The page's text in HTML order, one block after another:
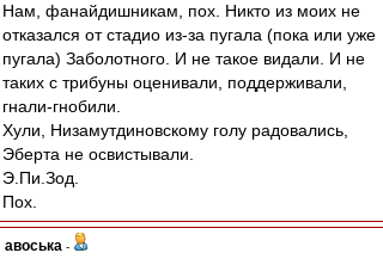
Нам, фанайдишникам, пох. Никто из моих не
отказался от стадио из-за пугала (пока или уже
пугала) Заболотного. И не такое видали. И не
таких с трибуны оценивали, поддерживали,
гнали-гнобили.
Хули, Низамутдиновскому голу радовались,
Эберта не освистывали.
Э.Пи.Зод.
Пох.
авоська -